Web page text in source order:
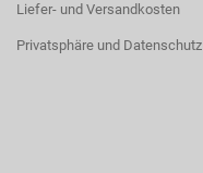
Liefer- und Versandkosten
Privatsphäre und Datenschutz